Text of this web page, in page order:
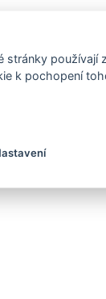
stránky používají
k pochopení